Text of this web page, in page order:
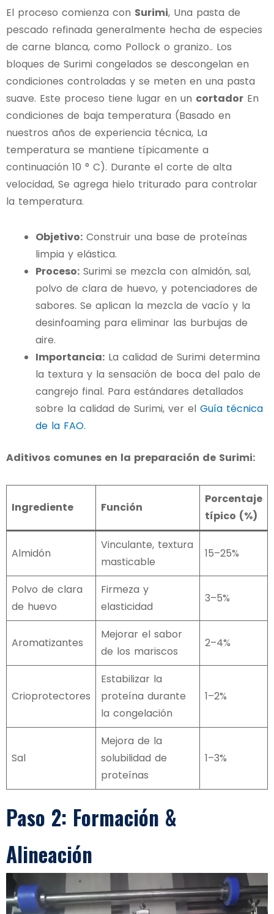
El proceso comienza con Surimi, Una pasta de
pescado refinada generalmente hecha de especies
de carne blanca, como Pollock o granizo.. Los
bloques de Surimi congelados se descongelan en
condiciones controladas y se meten en una pasta
suave. Este proceso tiene lugar en un cortador En
condiciones de baja temperatura (Basado en
nuestros años de experiencia técnica, La
temperatura se mantiene típicamente a
continuación 10 ° C). Durante el corte de alta
velocidad, Se agrega hielo triturado para controlar
la temperatura.
Objetivo: Construir una base de proteínas
limpia y elástica.
Proceso: Surimi se mezcla con almidón, sal,
polvo de clara de huevo, y potenciadores de
sabores. Se aplican la mezcla de vacío y la
desinfoaming para eliminar las burbujas de
aire.
Importancia: La calidad de Surimi determina
la textura y la sensación de boca del palo de
cangrejo final. Para estándares detallados
sobre la calidad de Surimi, ver el Guía técnica
de la FAO.
Aditivos comunes en la preparación de Surimi:
Ingrediente Función
Porcentaje
típico (%)
Almidón
Vinculante, textura
masticable
15–25%
Polvo de clara
de huevo
Firmeza y
elasticidad
3–5%
Aromatizantes
Mejorar el sabor
de los mariscos
2–4%
Crioprotectores
Estabilizar la
proteína durante
la congelación
1–2%
Sal
Mejora de la
solubilidad de
proteínas
1–3%
Paso 2: Formación &
Alineación